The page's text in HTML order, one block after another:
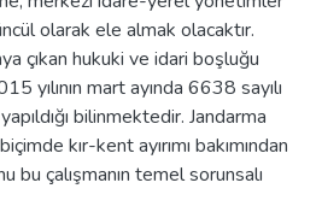
olarak ele almak olacaktır.
çıkan hukuki ve idari boşluğu
yılının mart ayında 6638 sayılı
bilinmektedir. Jandarma
kır-kent ayırımı bakımından
bu çalışmanın temel sorunsalı